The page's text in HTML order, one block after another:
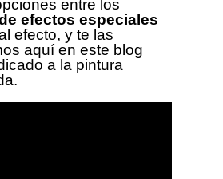
entre los
efectos especiales
efecto, y te las
aquí en este blog
a la pintura